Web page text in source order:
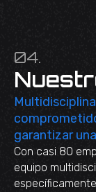
04.
garantizar
Con casi 80
equipo